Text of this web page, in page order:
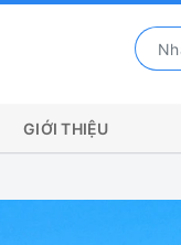
GIỚI THIỆU